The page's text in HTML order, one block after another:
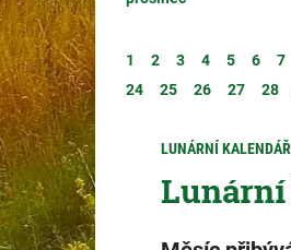
1 2 3 4 5 6 7
24
25 26 27 28
LUNÁRNÍ KALENDÁŘ
Lunární